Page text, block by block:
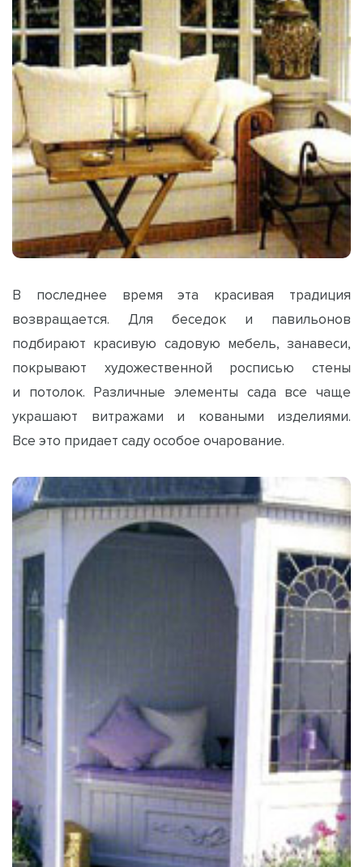
В последнее время эта красивая традиция
возвращается. Для беседок и павильонов
подбирают красивую садовую мебель, занавеси,
покрывают художественной росписью стены
и потолок. Различные элементы сада все чаще
украшают витражами и коваными изделиями.
Все это придает саду особое очарование.